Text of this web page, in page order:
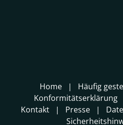
Home
Häufig
Konformitätserklärung
Kontakt
Presse